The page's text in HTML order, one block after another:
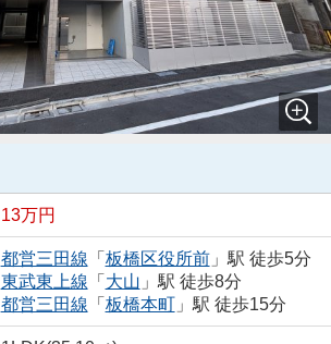
13万円
都営三田線 「 板橋区役所前」駅 徒歩5分
東武東上線 「 大山 」駅 徒歩8分
都営三田線 「 板橋本町」駅 徒歩15分